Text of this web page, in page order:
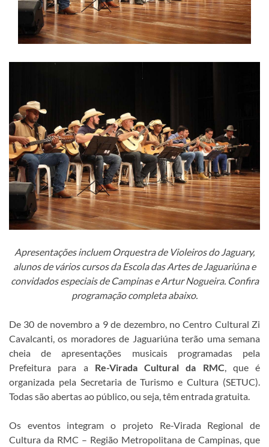
Apresentações incluem Orquestra de Violeiros do Jaguary,
alunos de vários cursos da Escola das Artes de Jaguariúna e
convidados especiais de Campinas e Artur Nogueira. Confira
programação completa abaixo.
De 30 de novembro a 9 de dezembro, no Centro Cultural Zi
Cavalcanti, os moradores de Jaguariúna terão uma semana
cheia de apresentações musicais programadas pela
Prefeitura para a Re-Virada Cultural da RMC , que é
organizada pela Secretaria de Turismo e Cultura (SETUC).
Todas são abertas ao público, ou seja, têm entrada gratuita.
Os eventos integram o projeto Re-Virada Regional de
Cultura da RMC – Região Metropolitana de Campinas, que